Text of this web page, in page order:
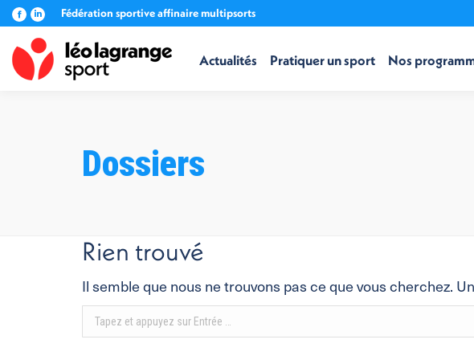
La
page
Facebook
s'ouvre
dans
La
page
LinkedIn
s'ouvre
dans
Fédération sportive affinaire multipsorts
Actualités Pratiquer un sport Nos
Dossiers
Rien trouvé
Il semble que nous ne trouvons pas ce que vous cherchez.
Recherche
: